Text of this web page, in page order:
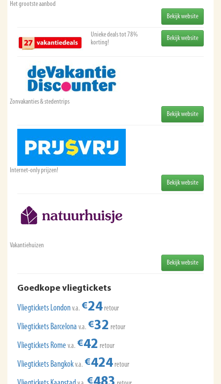
Het grootste aanbod
Bekijk website
Unieke deals tot 78%
korting!
Bekijk website
Zonvakanties & stedentrips
Bekijk website
Internet-only prijzen!
Bekijk website
Vakantiehuizen
Bekijk website
Goedkope vliegtickets
Vliegtickets London v.a. €24 retour
Vliegtickets Barcelona v.a. €32 retour
Vliegtickets Rome v.a. €42 retour
Vliegtickets Bangkok v.a. €424 retour
€